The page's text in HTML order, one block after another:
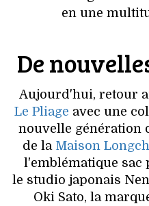
en une
De
Aujourd'hui, retour
Le Pliage avec une
nouvelle génération
de la Maison
l'emblématique sac
le studio japonais
Oki Sato, la